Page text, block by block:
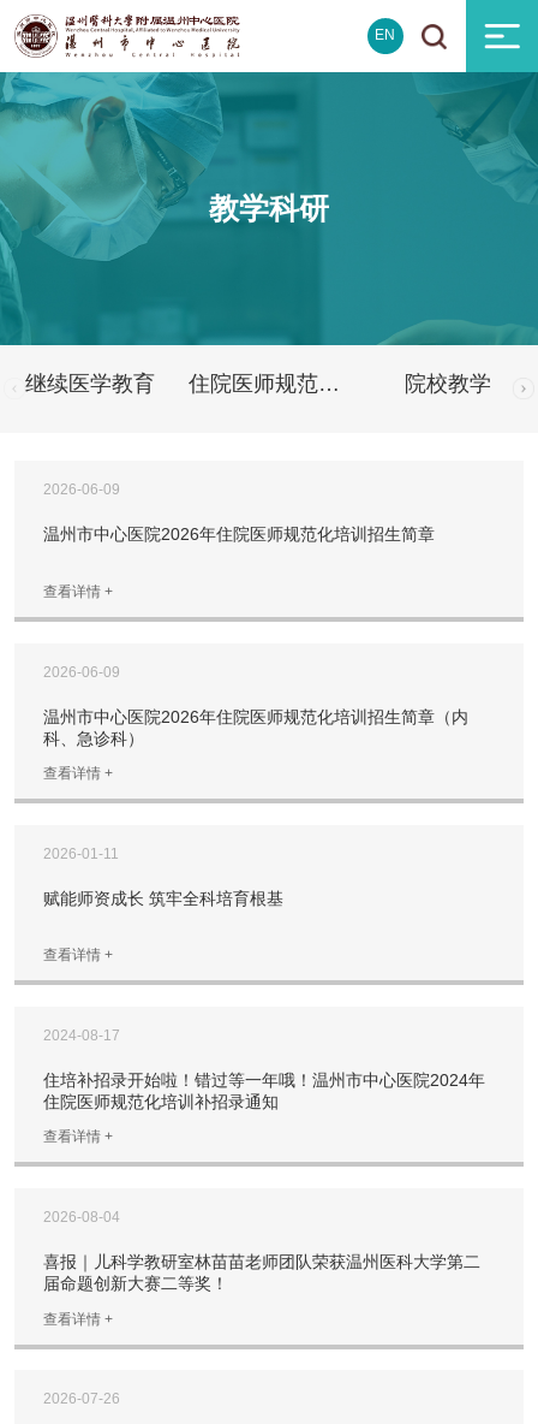
EN
教学科研
继续医学教育 住院医师规范化培训 院校教学
2026-06-09
温州市中心医院2026年住院医师规范化培训招生简章
查看详情 +
2026-06-09
温州市中心医院2026年住院医师规范化培训招生简章（内
科、急诊科）
查看详情 +
2026-01-11
赋能师资成长 筑牢全科培育根基
查看详情 +
2024-08-17
住培补招录开始啦！错过等一年哦！温州市中心医院2024年
住院医师规范化培训补招录通知
查看详情 +
2026-08-04
喜报｜儿科学教研室林苗苗老师团队荣获温州医科大学第二
届命题创新大赛二等奖！
查看详情 +
2026-07-26